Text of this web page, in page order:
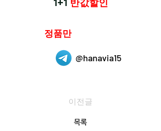
1+1 반값할인
정품만
@hanavia15
이전글
목록